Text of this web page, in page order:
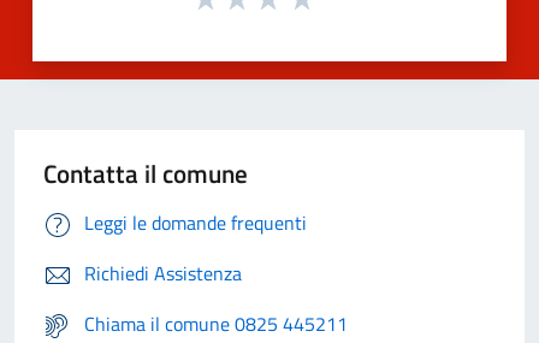
Contatta il comune
Leggi le domande frequenti
Richiedi Assistenza
Chiama il comune 0825 445211